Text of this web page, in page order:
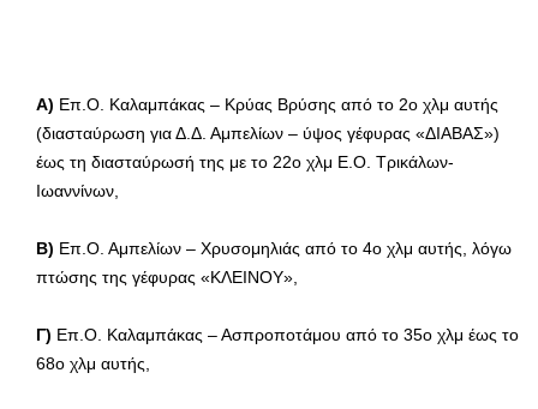
Α) Επ.Ο. Καλαμπάκας – Κρύας Βρύσης από το 2ο χλμ αυτής
(διασταύρωση για Δ.Δ. Αμπελίων – ύψος γέφυρας «ΔΙΑΒΑΣ»)
έως τη διασταύρωσή της με το 22ο χλμ Ε.Ο. Τρικάλων-
Ιωαννίνων,
Β) Επ.Ο. Αμπελίων – Χρυσομηλιάς από το 4ο χλμ αυτής, λόγω
πτώσης της γέφυρας «ΚΛΕΙΝΟΥ»,
Γ) Επ.Ο. Καλαμπάκας – Ασπροποτάμου από το 35ο χλμ έως το
68ο χλμ αυτής,